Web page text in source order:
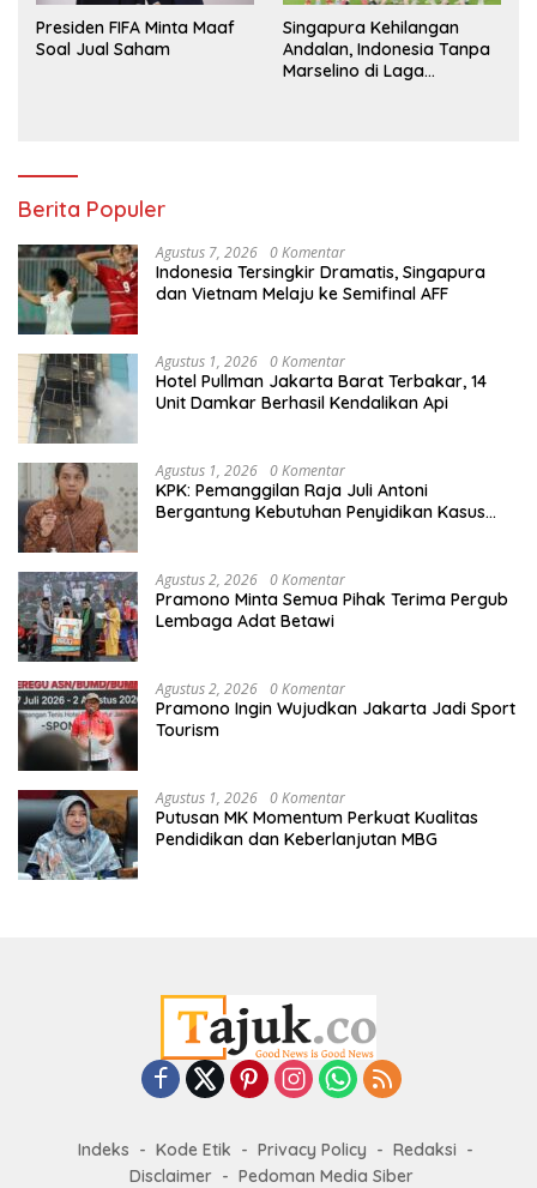
Presiden FIFA Minta Maaf
Soal Jual Saham
Singapura Kehilangan
Andalan, Indonesia Tanpa
Marselino di Laga
Berita Populer
Agustus 7, 2026 0 Komentar
Indonesia Tersingkir Dramatis, Singapura
dan Vietnam Melaju ke Semifinal AFF
Agustus 1, 2026 0 Komentar
Hotel Pullman Jakarta Barat Terbakar, 14
Unit Damkar Berhasil Kendalikan Api
Agustus 1, 2026 0 Komentar
KPK: Pemanggilan Raja Juli Antoni
Bergantung Kebutuhan Penyidikan Kasus
Agustus 2, 2026 0 Komentar
Pramono Minta Semua Pihak Terima Pergub
Lembaga Adat Betawi
Agustus 2, 2026 0 Komentar
Pramono Ingin Wujudkan Jakarta Jadi Sport
Tourism
Agustus 1, 2026 0 Komentar
Putusan MK Momentum Perkuat Kualitas
Pendidikan dan Keberlanjutan MBG
Indeks Kode Etik Privacy Policy
Redaksi
Disclaimer
Pedoman Media Siber